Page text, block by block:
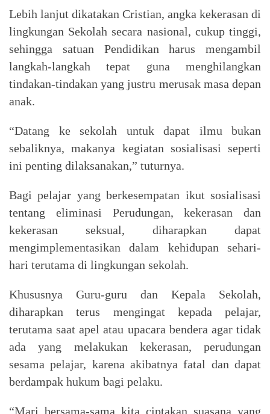
Lebih lanjut dikatakan Cristian, angka kekerasan di
lingkungan Sekolah secara nasional, cukup tinggi,
sehingga satuan Pendidikan harus mengambil
langkah-langkah tepat guna menghilangkan
tindakan-tindakan yang justru merusak masa depan
anak.
“Datang ke sekolah untuk dapat ilmu bukan
sebaliknya, makanya kegiatan sosialisasi seperti
ini penting dilaksanakan,” tuturnya.
Bagi pelajar yang berkesempatan ikut sosialisasi
tentang eliminasi Perudungan, kekerasan dan
kekerasan seksual, diharapkan dapat
mengimplementasikan dalam kehidupan sehari-
hari terutama di lingkungan sekolah.
Khususnya Guru-guru dan Kepala Sekolah,
diharapkan terus mengingat kepada pelajar,
terutama saat apel atau upacara bendera agar tidak
ada yang melakukan kekerasan, perudungan
sesama pelajar, karena akibatnya fatal dan dapat
berdampak hukum bagi pelaku.
“Mari bersama-sama kita ciptakan suasana yang